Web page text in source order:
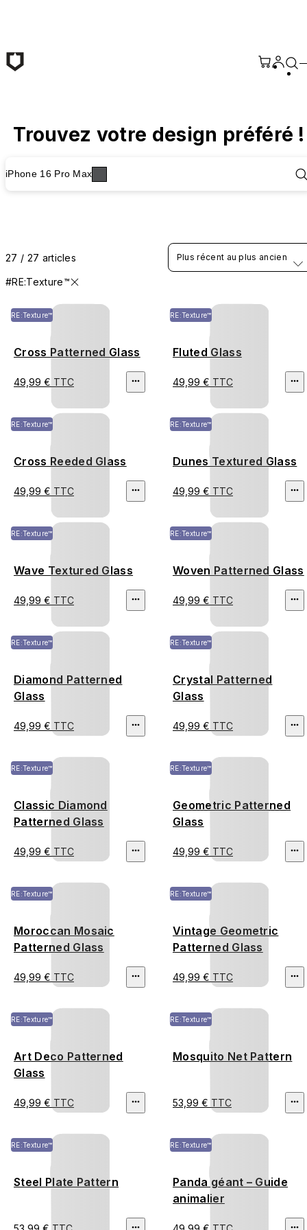
Trouvez votre design préféré !
iPhone 16 Pro Max
27 / 27 articles
#RE:Texture™
Plus récent au plus ancien
RE:Texture™
Cross Patterned Glass
49,99 € TTC
RE:Texture™
Fluted Glass
49,99 € TTC
RE:Texture™
Cross Reeded Glass
49,99 € TTC
RE:Texture™
Dunes Textured Glass
49,99 € TTC
RE:Texture™
Wave Textured Glass
49,99 € TTC
RE:Texture™
Woven Patterned Glass
49,99 € TTC
RE:Texture™
Diamond Patterned
Glass
49,99 € TTC
RE:Texture™
Crystal Patterned
Glass
49,99 € TTC
RE:Texture™
Classic Diamond
Patterned Glass
49,99 € TTC
RE:Texture™
Geometric Patterned
Glass
49,99 € TTC
RE:Texture™
Moroccan Mosaic
Patterned Glass
49,99 € TTC
RE:Texture™
Vintage Geometric
Patterned Glass
49,99 € TTC
RE:Texture™
Art Deco Patterned
Glass
49,99 € TTC
RE:Texture™
Mosquito Net Pattern
53,99 € TTC
RE:Texture™
Steel Plate Pattern
RE:Texture™
Panda géant – Guide
animalier